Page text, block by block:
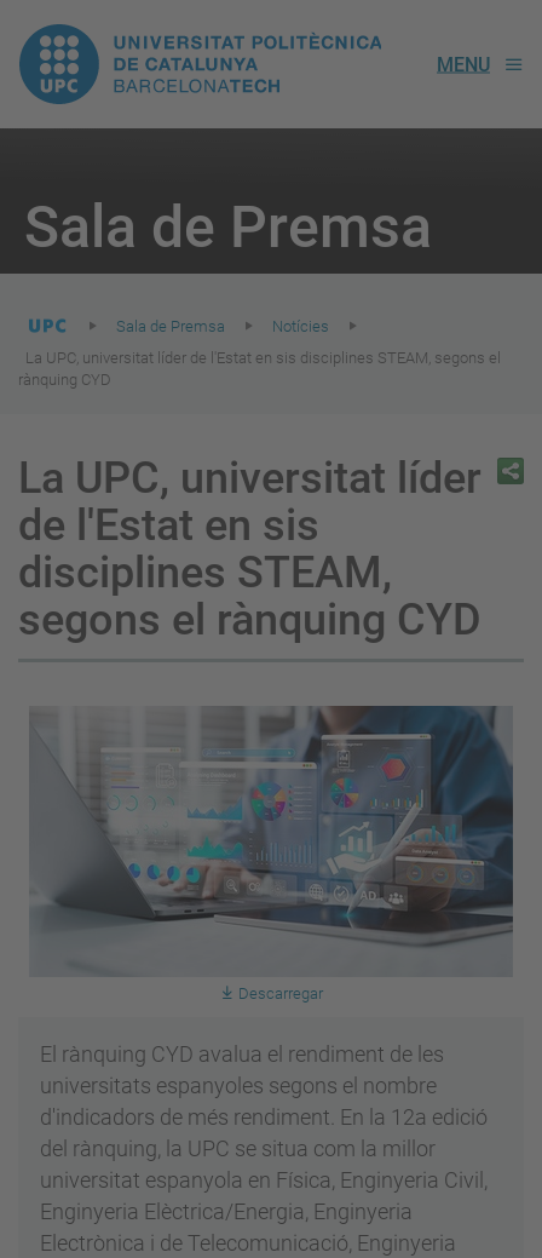
UPC.
Universitat
de
Catalunya
MENU
Sala de Premsa
here:
Sala de Premsa
Notícies
La UPC, universitat líder de l'Estat en sis disciplines STEAM, segons el
rànquing CYD
La UPC, universitat líder
de l'Estat en sis
disciplines STEAM,
segons el rànquing CYD
Descarregar
El rànquing CYD avalua el rendiment de les
universitats espanyoles segons el nombre
d'indicadors de més rendiment. En la 12a edició
del rànquing, la UPC se situa com la millor
universitat espanyola en Física, Enginyeria Civil,
Enginyeria Elèctrica/Energia, Enginyeria
Electrònica i de Telecomunicació, Enginyeria